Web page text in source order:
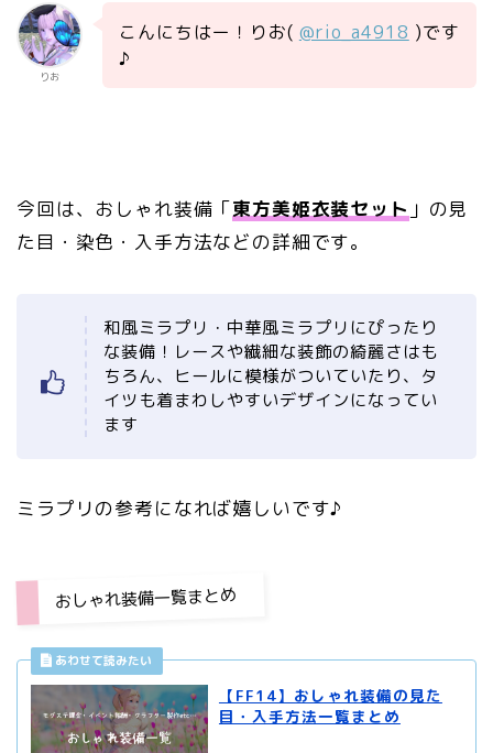
りお
こんにちはー！りお( @rio_a4918 )です
♪
今回は、おしゃれ装備「東方美姫衣装セット 」の見
た目・染色・入手方法などの詳細です。
和風ミラプリ・中華風ミラプリにぴったり
な装備！レースや繊細な装飾の綺麗さはも
ちろん、ヒールに模様がついていたり、タ
イツも着まわしやすいデザインになってい
ます
ミラプリの参考になれば嬉しいです♪
おしゃれ装備一覧まとめ
【FF14】おしゃれ装備の見た
目・入手方法一覧まとめ